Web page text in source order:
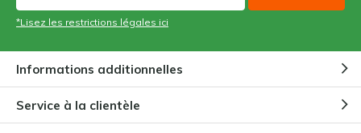
*Lisez les restrictions légales ici
Informations additionnelles
Service à la clientèle